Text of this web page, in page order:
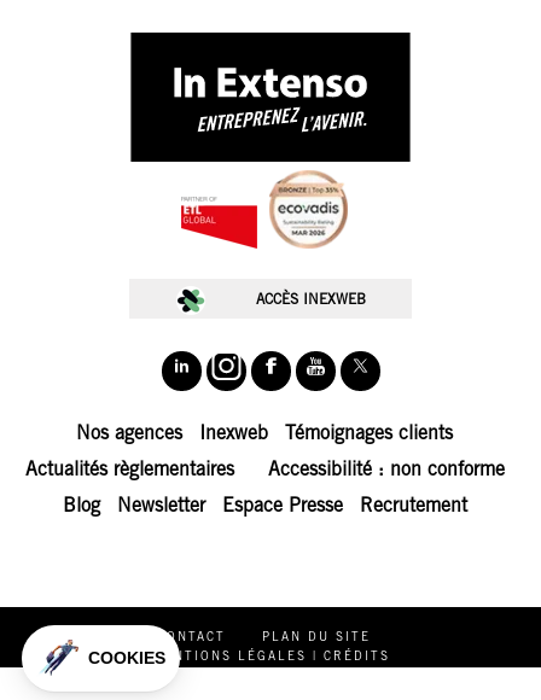
ACCÈS INEXWEB
Nos agences Inexweb
Témoignages clients
Actualités règlementaires
Accessibilité : non conforme
Blog
Newsletter Espace Presse Recrutement
CONTACT
PLAN DU SITE
MENTIONS LÉGALES | CRÉDITS
POLITIQUE DE PROTECTION DES DONNÉES PERSONNELLES
COOKIES